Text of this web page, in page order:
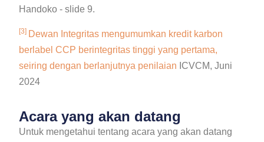
Handoko - slide 9.
[3] Dewan Integritas mengumumkan kredit karbon
berlabel CCP berintegritas tinggi yang pertama,
seiring dengan berlanjutnya penilaian ICVCM, Juni
2024
Acara yang akan datang
Untuk mengetahui tentang acara yang akan datang